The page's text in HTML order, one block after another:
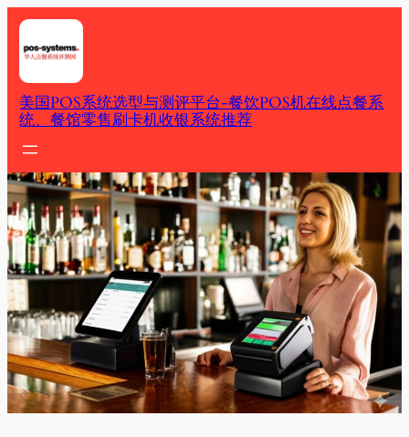
Skip
content
美国POS系统选型与测评平台-餐饮POS机在线点餐系
统、餐馆零售刷卡机收银系统推荐